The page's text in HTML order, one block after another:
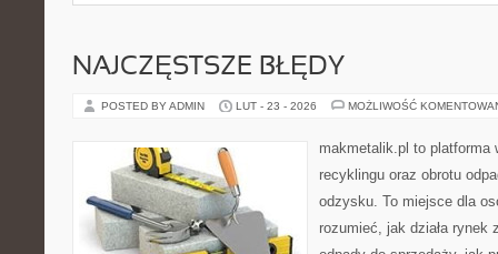
NAJCZĘSTSZE BŁĘDY
POSTED BY ADMIN LUT - 23 - 2026 MOŻLIWOŚĆ
makmetalik.pl to platforma
recyklingu oraz obrotu
odzysku. To miejsce dla
rozumieć, jak działa rynek